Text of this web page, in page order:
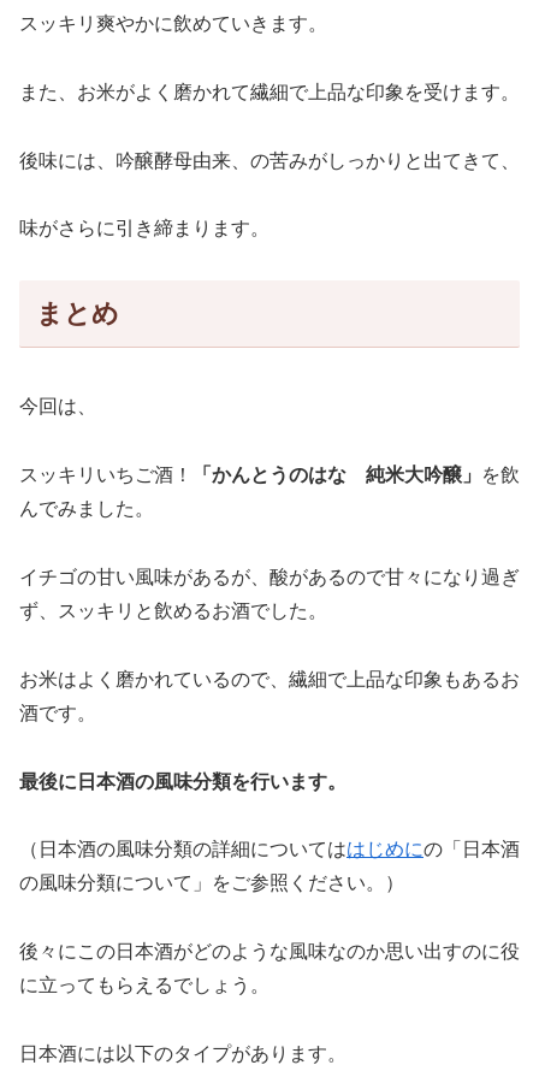
スッキリ爽やかに飲めていきます。
また、お米がよく磨かれて繊細で上品な印象を受けます。
後味には、吟醸酵母由来、の苦みがしっかりと出てきて、
味がさらに引き締まります。
まとめ
今回は、
スッキリいちご酒！ 「かんとうのはな 純米大吟醸」
を飲
んでみました。
イチゴの甘い風味があるが、酸があるので甘々になり過ぎ
ず、スッキリと飲めるお酒でした。
お米はよく磨かれているので、繊細で上品な印象もあるお
酒です。
最後に日本酒の風味分類を行います。
（日本酒の風味分類の詳細についてははじめにの「日本酒
の風味分類について」をご参照ください。）
後々にこの日本酒がどのような風味なのか思い出すのに役
に立ってもらえるでしょう。
日本酒には以下のタイプがあります。